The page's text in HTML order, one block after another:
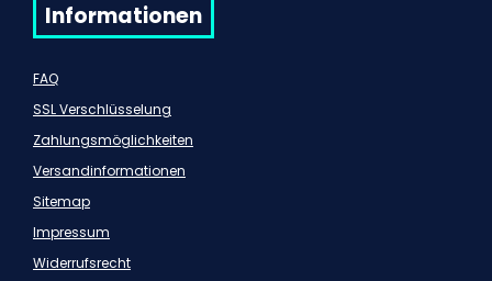
Informationen
FAQ
SSL Verschlüsselung
Zahlungsmöglichkeiten
Versandinformationen
Sitemap
Impressum
Widerrufsrecht